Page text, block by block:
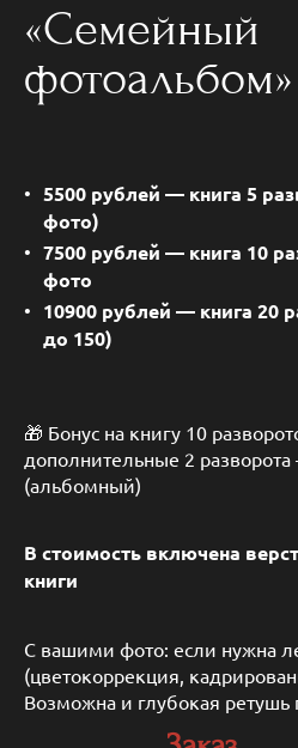
«Семейный
фотоальбом»
5500 рублей — книга 5
фото)
7500 рублей — книга 10
фото
10900 рублей — книга 20
до 150)
🎁 Бонус на книгу 10
дополнительные 2
(альбомный)
В стоимость включена
книги
С вашими фото: если нужна
(цветокоррекция,
Возможна и глубокая ретушь